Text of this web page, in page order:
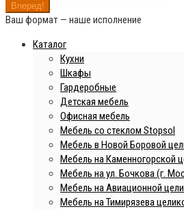
Вперед!
Ваш формат — наше исполнение
Каталог
Кухни
Шкафы
Гардеробные
Детская мебель
Офисная мебель
Мебель со стеклом Stopsol
Мебель в Новой Боровой
Мебель на Каменногорской
Мебель на ул. Бочкова (г.
Мебель на Авиационной
Мебель на Тимирязева